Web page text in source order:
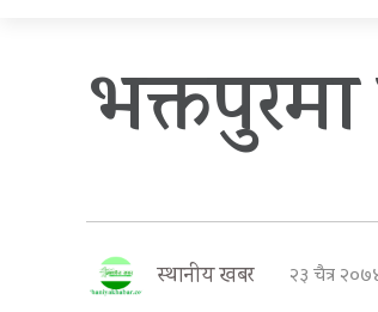
स्थानीय खबर २३ चैत्र